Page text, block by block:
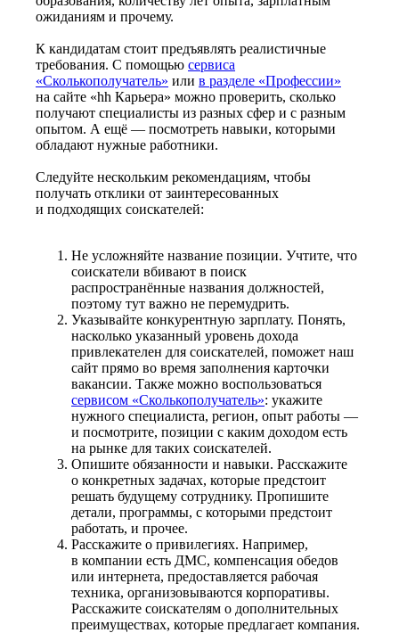
ожиданиям и прочему.
К кандидатам стоит предъявлять реалистичные
требования. С помощью сервиса
«Сколькополучатель» или в разделе «Профессии»
на сайте «hh Карьера» можно проверить, сколько
получают специалисты из разных сфер и с разным
опытом. А ещё — посмотреть навыки, которыми
обладают нужные работники.
Следуйте нескольким рекомендациям, чтобы
получать отклики от заинтересованных
и подходящих соискателей:
Не усложняйте название позиции. Учтите, что
соискатели вбивают в поиск
распространённые названия должностей,
поэтому тут важно не перемудрить.
Указывайте конкурентную зарплату. Понять,
насколько указанный уровень дохода
привлекателен для соискателей, поможет наш
сайт прямо во время заполнения карточки
вакансии. Также можно воспользоваться
сервисом «Сколькополучатель»: укажите
нужного специалиста, регион, опыт работы —
и посмотрите, позиции с каким доходом есть
на рынке для таких соискателей.
Опишите обязанности и навыки. Расскажите
о конкретных задачах, которые предстоит
решать будущему сотруднику. Пропишите
детали, программы, с которыми предстоит
работать, и прочее.
Расскажите о привилегиях. Например,
в компании есть ДМС, компенсация обедов
или интернета, предоставляется рабочая
техника, организовываются корпоративы.
Расскажите соискателям о дополнительных
преимуществах, которые предлагает компания.